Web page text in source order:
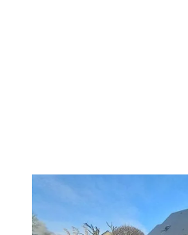
Ref : 38094